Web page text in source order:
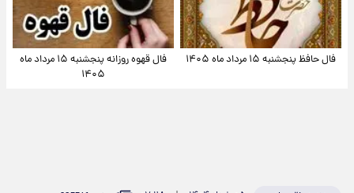
فال حافظ پنجشنبه ۱۵ مرداد ماه ۱۴۰۵
فال قهوه روزانه پنجشنبه ۱۵ مرداد ماه
۱۴۰۵